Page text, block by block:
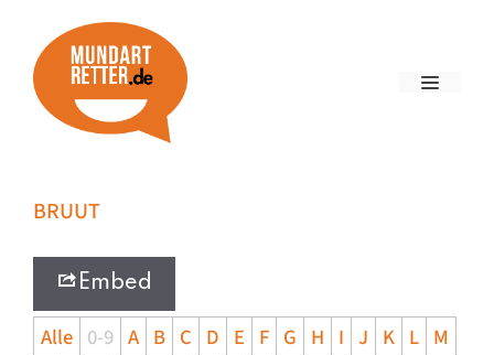
BRUUT
Embed
Alle 0-9 A B C D E F G H I J K L M